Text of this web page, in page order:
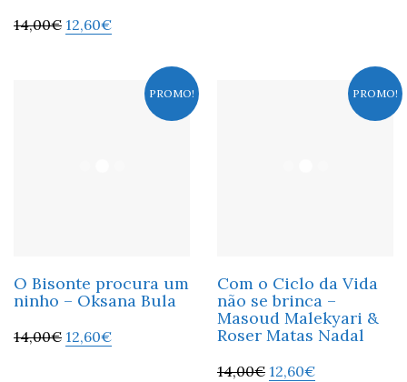
14,00€ 12,60€
PROMO!
O Bisonte procura um
ninho – Oksana Bula
14,00€ 12,60€
PROMO!
Com o Ciclo da Vida
não se brinca –
Masoud Malekyari &
Roser Matas Nadal
14,00€ 12,60€